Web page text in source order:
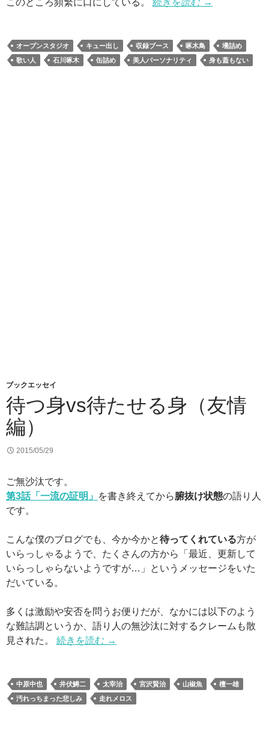
このところ頻繁に口にしている。 続きを読む →
オープンスタジオ キュー出し 収録ブース 啄木鳥
壜詰め
歌い人
石川啄木 缶詰め 美人パーソナリティ 身も蓋もない
ブックエッセイ
待つ身vs待たせる身（友情
編）
2015/05/29
ご無沙汰です。
第3話「一流の証明」 を書き終えてから腑抜け状態の語り人
です。
こんな僕のブログでも、今か今かと待ってくれている方が
いらっしゃるようで、たくさんの方から「最近、更新して
いらっしゃらないようですが…」というメッセージをいた
だいている。
多くは激励や安否を問うお便りだが、なかには以下のよう
な難詰調というか、語り人の無沙汰に対するクレームも散
見された。 続きを読む →
中原中也 井伏鱒二 太宰治 宮沢賢治 山椒魚
檀一雄
汚れっちまった悲しみ
走れメロス